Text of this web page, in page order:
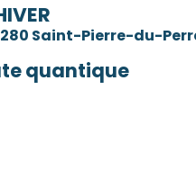
Saint-Pierre-du-
quantique